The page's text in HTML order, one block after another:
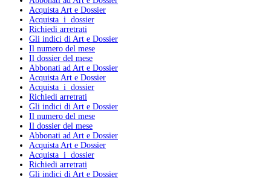
Acquista Art e Dossier
Acquista i dossier
Richiedi arretrati
Gli indici di Art e Dossier
Il numero del mese
Il dossier del mese
Abbonati ad Art e Dossier
Acquista Art e Dossier
Acquista i dossier
Richiedi arretrati
Gli indici di Art e Dossier
Il numero del mese
Il dossier del mese
Abbonati ad Art e Dossier
Acquista Art e Dossier
Acquista i dossier
Richiedi arretrati
Gli indici di Art e Dossier